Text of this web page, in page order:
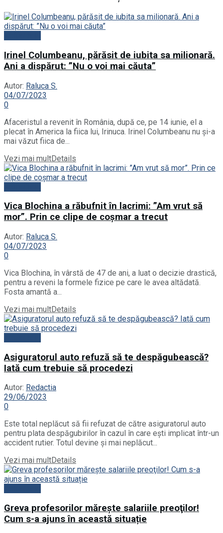
Irinel Columbeanu, părăsit de iubita sa milionară.
Ani a dispărut: ”Nu o voi mai căuta”
Autor: Raluca S.
04/07/2023
0
Afaceristul a revenit în România, după ce, pe 14 iunie, el a
plecat în America la fiica lui, Irinuca. Irinel Columbeanu nu și-a
mai văzut fiica de...
Vezi mai multDetails
Vica Blochina a răbufnit în lacrimi: ”Am vrut să
mor”. Prin ce clipe de coșmar a trecut
Autor: Raluca S.
04/07/2023
0
Vica Blochina, în vârstă de 47 de ani, a luat o decizie drastică,
pentru a reveni la formele fizice pe care le avea altădată.
Fosta amantă a...
Vezi mai multDetails
Asiguratorul auto refuză să te despăgubească?
Iată cum trebuie să procedezi
Autor: Redactia
29/06/2023
0
Este total neplăcut să fii refuzat de către asiguratorul auto
pentru plata despăgubirilor în cazul în care ești implicat într-un
accident rutier. Totul devine și mai neplăcut...
Vezi mai multDetails
Greva profesorilor măreşte salariile preoţilor!
Cum s-a ajuns în această situație